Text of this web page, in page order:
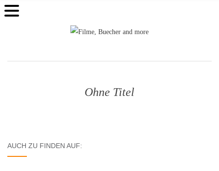
Ohne Titel
AUCH ZU FINDEN AUF: